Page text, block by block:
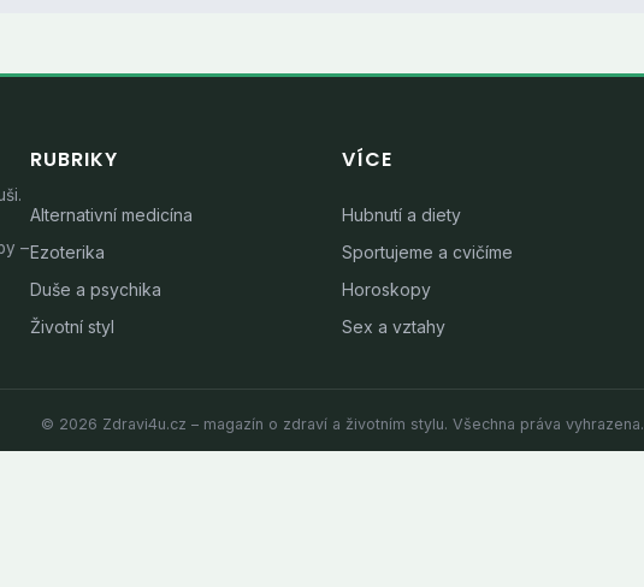
–
RUBRIKY
Alternativní medicína
Ezoterika
Duše a psychika
Životní styl
VÍCE
Hubnutí a diety
Sportujeme a cvičíme
Horoskopy
Sex a vztahy
© 2026 Zdravi4u.cz – magazín o zdraví a životním stylu. Všechna práva vyhrazena.